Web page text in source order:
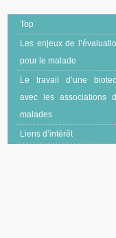
Top
Les enjeux de
pour le malade
Le travail d’une
avec les associations
malades
Liens d’intérêt